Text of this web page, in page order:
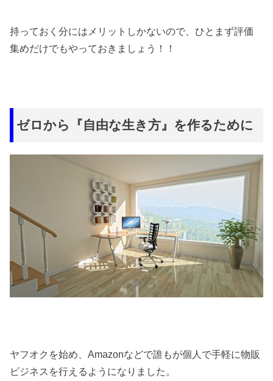
持っておく分にはメリットしかないので、ひとまず評価
集めだけでもやっておきましょう！！
ゼロから『自由な生き方』を作るために
ヤフオクを始め、Amazonなどで誰もが個人で手軽に物販
ビジネスを行えるようになりました。